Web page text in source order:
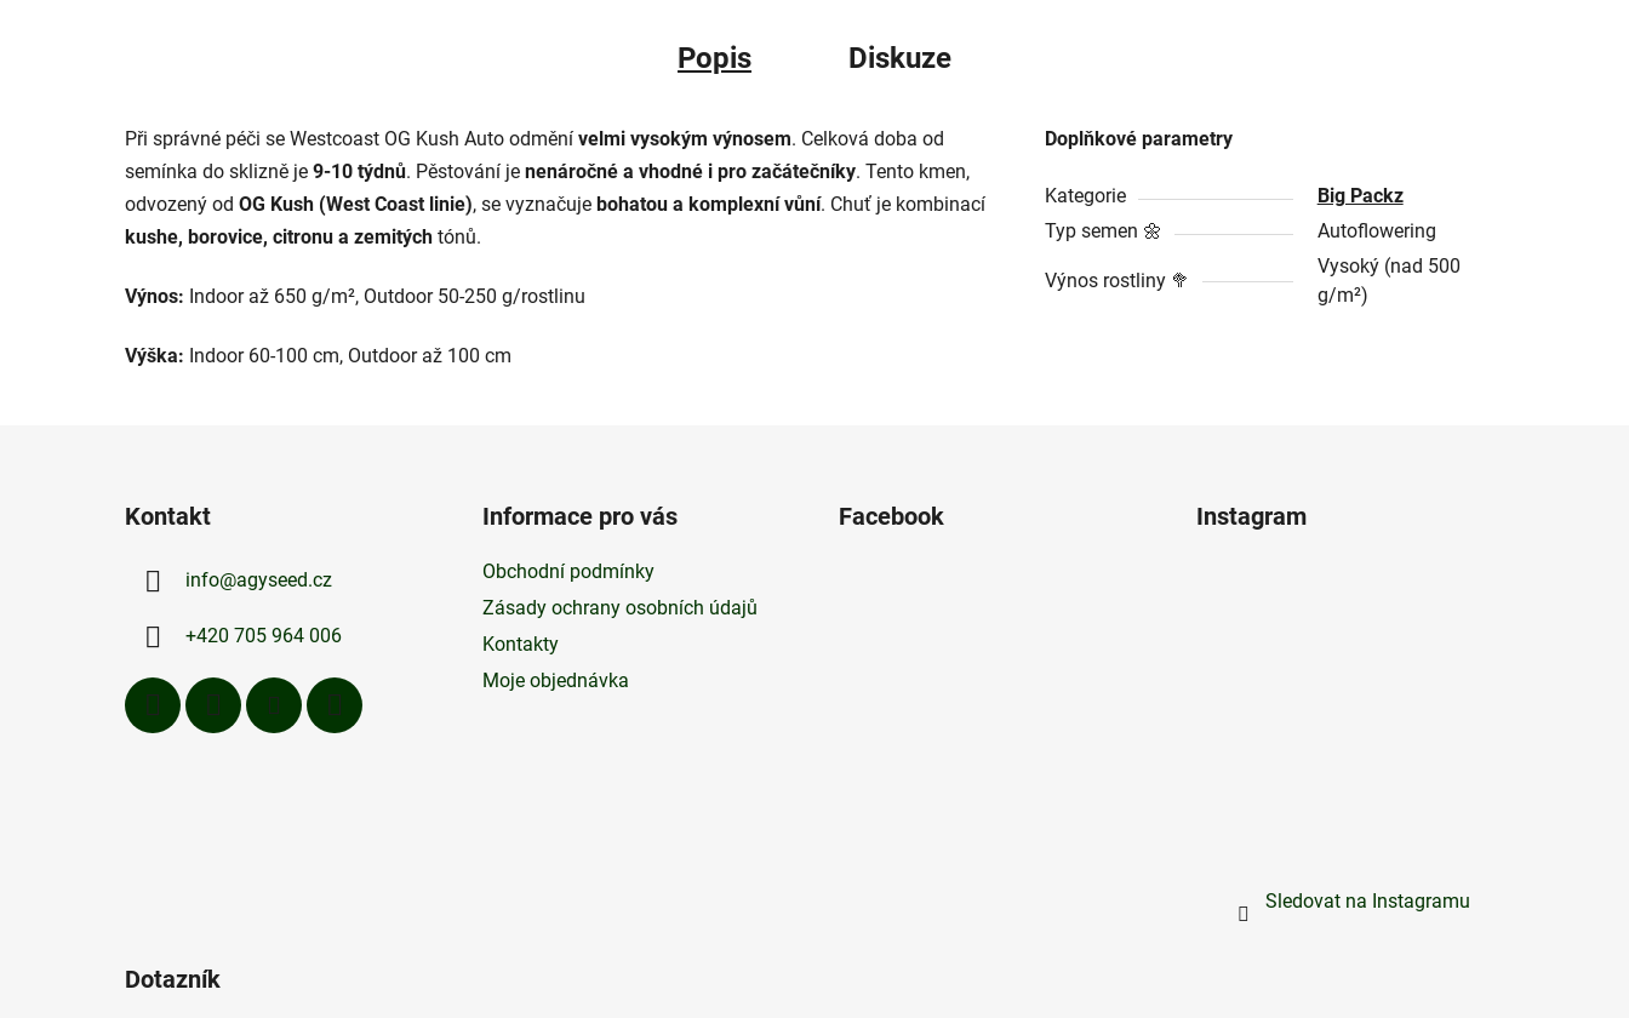
Popis Diskuze
Při správné péči se Westcoast OG Kush Auto odmění velmi vysokým výnosem. Celková doba od
semínka do sklizně je 9-10 týdnů. Pěstování je nenáročné a vhodné i pro začátečníky. Tento kmen,
odvozený od OG Kush (West Coast linie), se vyznačuje bohatou a komplexní vůní. Chuť je kombinací
kushe, borovice, citronu a zemitých tónů.
Výnos: Indoor až 650 g/m², Outdoor 50-250 g/rostlinu
Výška: Indoor 60-100 cm, Outdoor až 100 cm
Doplňkové parametry
Kategorie
Big Packz
Typ semen 🌼
Autoflowering
Výnos rostliny 🥦
Vysoký (nad 500
g/m²)
Kontakt
info@agyseed.cz
+420 705 964 006
Informace pro vás
Obchodní podmínky
Zásady ochrany osobních údajů
Kontakty
Moje objednávka
Facebook Instagram
Sledovat na Instagramu
Dotazník